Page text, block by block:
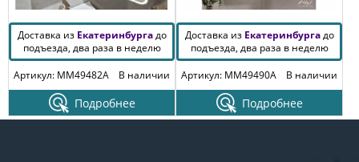
Доставка из Екатеринбургадо
подъезда, два раза в неделю
Артикул: MM49482A
В наличии
Подробнее
Доставка из Екатеринбургадо
подъезда, два раза в неделю
Артикул: MM49490A
В наличии
Подробнее